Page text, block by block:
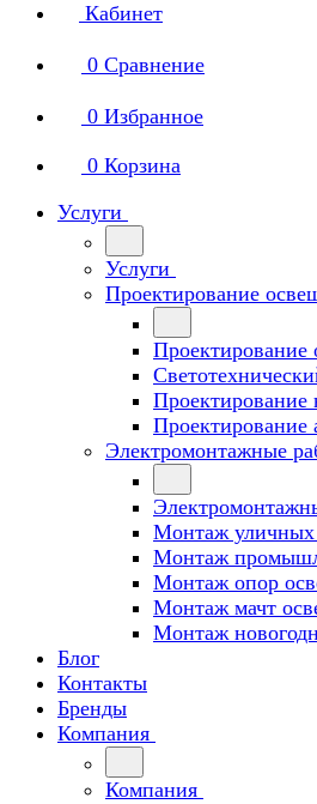
Кабинет
0 Сравнение
0 Избранное
0 Корзина
Услуги
Услуги
Проектирование
Проектирование
Проектирование
Проектирование
Электромонтажные
Монтаж уличных
Монтаж
Монтаж опор
Монтаж мачт
Монтаж
Блог
Контакты
Бренды
Компания
Компания